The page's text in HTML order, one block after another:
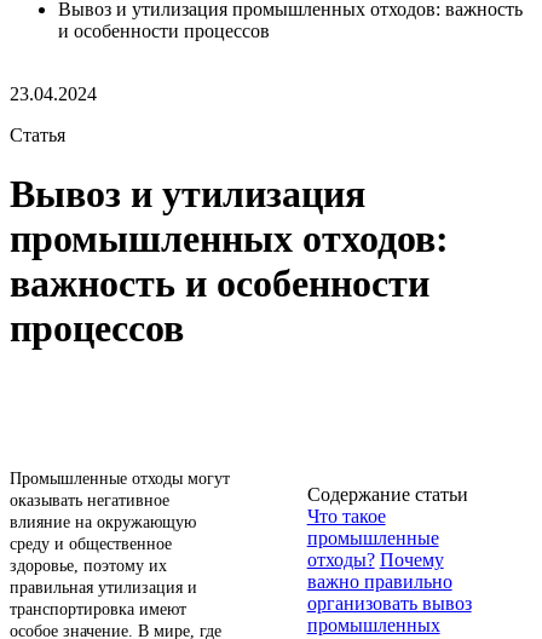
Вывоз и утилизация промышленных отходов: важность
и особенности процессов
23.04.2024
Статья
Вывоз и утилизация
промышленных отходов:
важность и особенности
процессов
Содержание статьи
Что такое
промышленные
отходы? Почему
важно правильно
организовать вывоз
промышленных
Промышленные отходы могут
оказывать негативное
влияние на окружающую
среду и общественное
здоровье, поэтому их
правильная утилизация и
транспортировка имеют
особое значение. В мире, где